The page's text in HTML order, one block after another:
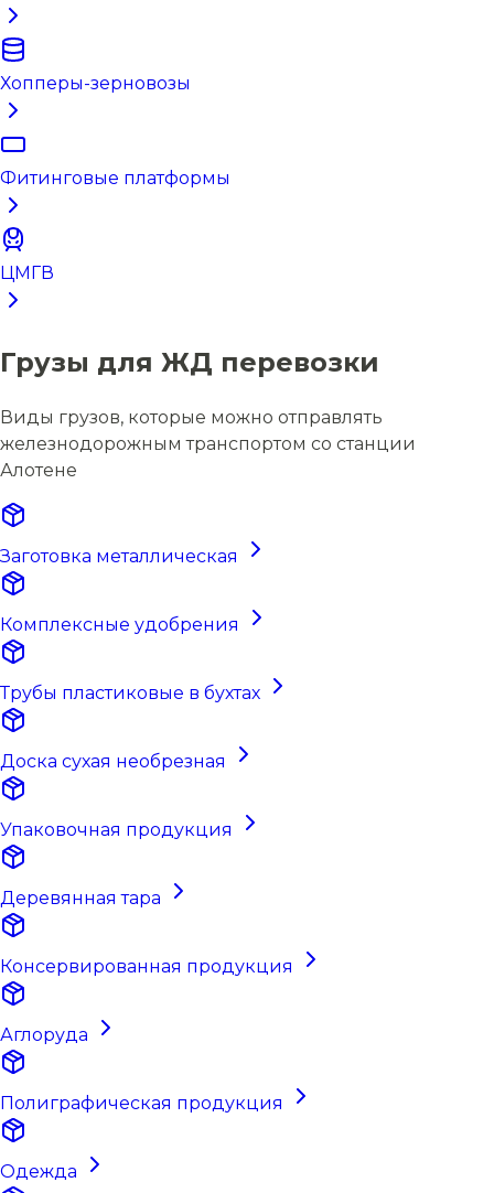
Хопперы-зерновозы
Фитинговые платформы
ЦМГВ
Грузы для ЖД перевозки
Виды грузов, которые можно отправлять
железнодорожным транспортом со станции
Алотене
Заготовка металлическая
Комплексные удобрения
Трубы пластиковые в бухтах
Доска сухая необрезная
Упаковочная продукция
Деревянная тара
Консервированная продукция
Аглоруда
Полиграфическая продукция
Одежда